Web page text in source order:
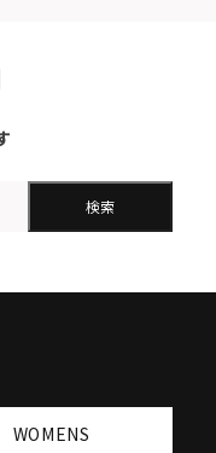
検索
WOMENS